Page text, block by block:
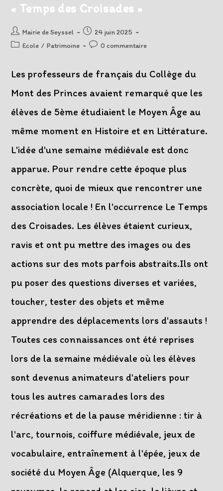
Rhône
Et
Extérieurs
« Temps des Croisades »
Auteur/autrice
de
Mairie de Seyssel
Post
published:
24 juin 2025
PostEcole / Patrimoine
Post0 commentaire
Les professeurs de français du Collège du
Mont des Princes avaient remarqué que les
élèves de 5ème étudiaient le Moyen Âge au
même moment en Histoire et en Littérature.
L'idée d'une semaine médiévale est donc
apparue. Pour rendre cette époque plus
concrète, quoi de mieux que rencontrer une
association locale ! En l'occurrence Le Temps
des Croisades. Les élèves étaient curieux,
ravis et ont pu mettre des images ou des
actions sur des mots parfois abstraits.Ils ont
pu poser des questions diverses et variées,
toucher, tester des objets et même
apprendre des déplacements lors d'assauts !
Toutes ces connaissances ont été reprises
lors de la semaine médiévale où les élèves
sont devenus animateurs d'ateliers pour
tous les autres camarades lors des
récréations et de la pause méridienne : tir à
l'arc, tournois, coiffure médiévale, jeux de
vocabulaire, entraînement à l'épée, jeux de
société du Moyen Âge (Alquerque, les 9